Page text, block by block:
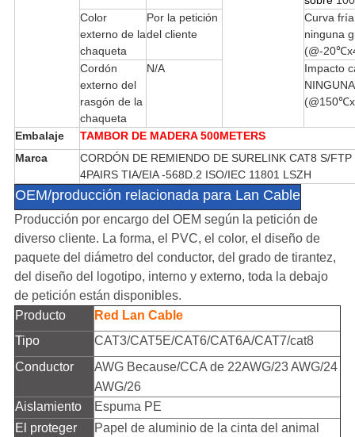
Color
externo de la
chaqueta
Por la petición
del cliente
Curva fría
ninguna
(@-
Cordón
externo del
rasgón de la
chaqueta
N/A
Impacto
Embalaje
TAMBOR DE MADERA 500METERS
Marca
CORDÓN DE REMIENDO DE SURELINK CAT8 S/FTP
4PAIRS TIA/EIA -568D.2 ISO/IEC 11801 LSZH
OEM/producción relacionada para Lan Cable
Producción por encargo del OEM según la petición de
diverso cliente. La forma, el PVC, el color, el diseño de
paquete del diámetro del conductor, del grado de tirantez,
del diseño del logotipo, interno y externo, toda la debajo
de petición están disponibles.
Producto
Red Lan Cable
Tipo
CAT3/CAT5E/CAT6/CAT6A/CAT7/cat8
Conductor
AWG Because/CCA de 22AWG/23 AWG/24
AWG/26
Aislamiento
Espuma PE
El proteger
Papel de aluminio de la cinta del animal